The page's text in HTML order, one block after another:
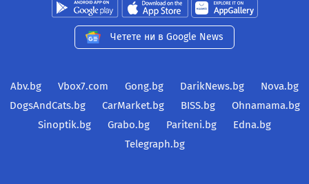
Четете ни в Google News
Abv.bg Vbox7.com Gong.bg DarikNews.bg
Nova.bg
DogsAndCats.bg
CarMarket.bg BISS.bg
Ohnamama.bg
Sinoptik.bg
Grabo.bg Pariteni.bg
Edna.bg
Telegraph.bg